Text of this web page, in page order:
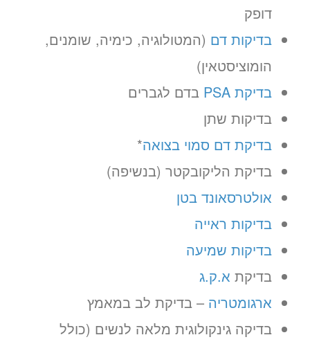
דופק
בדיקות דם (המטולוגיה, כימיה, שומנים,
הומוציסטאין)
בדיקת PSA
בדם לגברים
בדיקות שתן
בדיקת דם סמוי בצואה*
בדיקת הליקובקטר (בנשיפה)
אולטרסאונד בטן
בדיקות ראייה
בדיקות שמיעה
בדיקת א.ק.ג
ארגומטריה – בדיקת לב במאמץ
בדיקה גינקולוגית מלאה לנשים (כולל